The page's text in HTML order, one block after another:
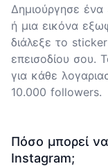
Δημιούργησε
ή μια εικόνα
διάλεξε το
επεισοδίου σου.
για κάθε
10.000 followers.
Πόσο μπορεί
Instagram;